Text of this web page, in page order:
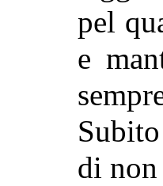
pel
e
di